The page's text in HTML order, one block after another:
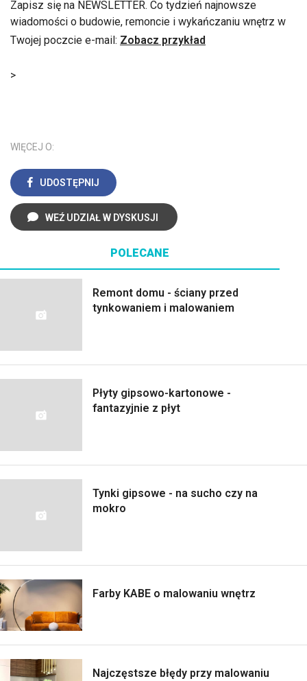
Zapisz się na NEWSLETTER. Co tydzień najnowsze
wiadomości o budowie, remoncie i wykańczaniu wnętrz w
Twojej poczcie e-mail: Zobacz przykład
>
WIĘCEJ O:
UDOSTĘPNIJ
WEŹ UDZIAŁ W DYSKUSJI
POLECANE
Remont domu - ściany przed
tynkowaniem i malowaniem
Płyty gipsowo-kartonowe -
fantazyjnie z płyt
Tynki gipsowe - na sucho czy na
mokro
Farby KABE o malowaniu wnętrz
Najczęstsze błędy przy malowaniu